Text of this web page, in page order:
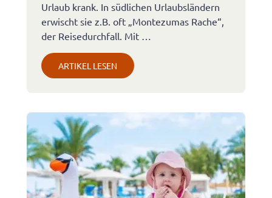
Urlaub krank. In südlichen Urlaubsländern
erwischt sie z.B. oft „Montezumas Rache“,
der Reisedurchfall. Mit …
ARTIKEL LESEN